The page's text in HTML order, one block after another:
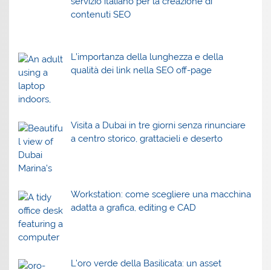
contenuti SEO
L’importanza della lunghezza e della
qualità dei link nella SEO off-page
Visita a Dubai in tre giorni senza rinunciare
a centro storico, grattacieli e deserto
Workstation: come scegliere una macchina
adatta a grafica, editing e CAD
L’oro verde della Basilicata: un asset